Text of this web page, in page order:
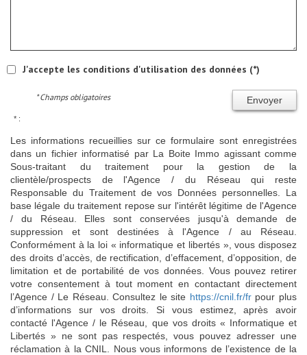
J'accepte les conditions d'utilisation des données (*)
Envoyer
* Champs obligatoires
* :
Les informations recueillies sur ce formulaire sont enregistrées
dans un fichier informatisé par La Boite Immo agissant comme
Sous-traitant du traitement pour la gestion de la
clientèle/prospects de l'Agence / du Réseau qui reste
Responsable du Traitement de vos Données personnelles. La
base légale du traitement repose sur l'intérêt légitime de l'Agence
/ du Réseau. Elles sont conservées jusqu'à demande de
suppression et sont destinées à l'Agence / au Réseau.
Conformément à la loi « informatique et libertés », vous disposez
des droits d’accès, de rectification, d’effacement, d’opposition, de
limitation et de portabilité de vos données. Vous pouvez retirer
votre consentement à tout moment en contactant directement
l’Agence / Le Réseau. Consultez le site https://cnil.fr/frpour plus
d’informations sur vos droits. Si vous estimez, après avoir
contacté l'Agence / le Réseau, que vos droits « Informatique et
Libertés » ne sont pas respectés, vous pouvez adresser une
réclamation à la CNIL. Nous vous informons de l’existence de la